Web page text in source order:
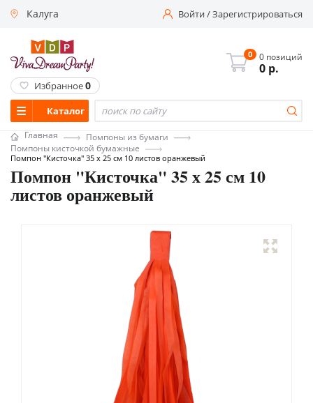
Калуга Войти/Зарегистрироваться
Каталог
0 0 позиций
0 р.
Избранное0
Главная
Помпоны из бумаги
Помпоны кисточкой бумажные
Помпон "Кисточка" 35 х 25 см 10 листов оранжевый
Помпон "Кисточка" 35 х 25 см 10
листов оранжевый